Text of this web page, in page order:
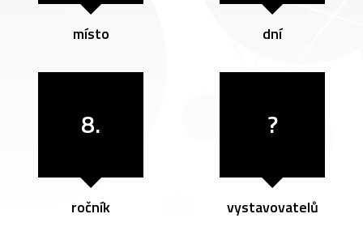
místo dní
8.
ročník
?
vystavovatelů